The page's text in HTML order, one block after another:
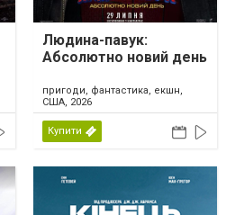
Людина-павук:
Абсолютно новий день
пригоди, фантастика, екшн,
США, 2026
Купити